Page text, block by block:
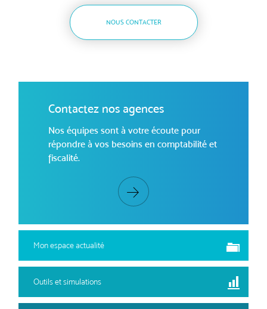
NOUS CONTACTER
Contactez nos agences
Nos équipes sont à votre écoute pour
répondre à vos besoins en comptabilité et
fiscalité.
Mon espace actualité
Outils et simulations